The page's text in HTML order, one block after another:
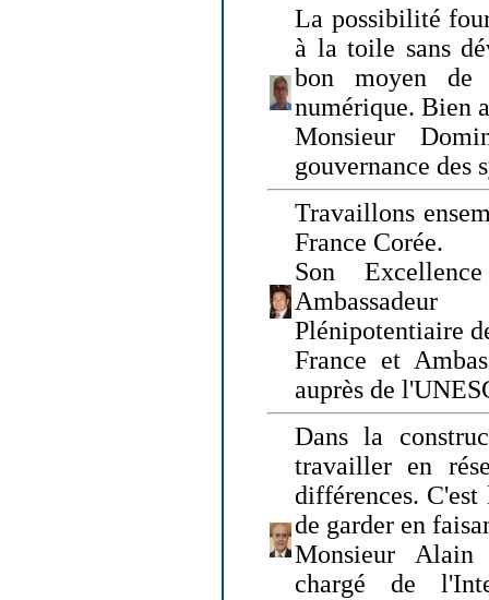
La possibilité
à la toile sans
bon moyen de
numérique. Bien
Monsieur
gouvernance des
Travaillons
France Corée.
Son
Plénipotentiaire
France et
auprès de
Dans la
travailler en
différences.
de garder en
Monsieur Alain
chargé de